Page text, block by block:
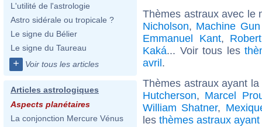
L'utilité de l'astrologie
Astro sidérale ou tropicale ?
Le signe du Bélier
Le signe du Taureau
+ Voir tous les articles
Articles astrologiques
Aspects planétaires
La conjonction Mercure Vénus
Thèmes astraux avec le
Nicholson, Machine
Emmanuel Kant,
Kaká... Voir tous les
avril.
Thèmes astraux ayant
Hutcherson, Marcel
William Shatner,
les thèmes astraux